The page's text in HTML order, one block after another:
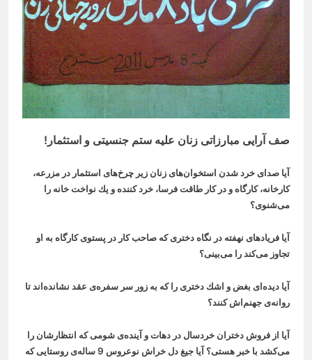
صف آرایی مبارزاتی زنان علیه ستم جنسیتی و استثمار !
آيا صدای خرد شدن استخوان‌های زنان زير چرخ‌های استثمار در مزرعه،
كارخانه، كارگاه و در كار طاقت فرسا، خرد کننده و يك نواخت خانه را
می‌شنوی؟
آيا فريادهای نهفته در نگاه دختری كه صاحب كار در پستوی كارگاه به او
تجاوز می‌كند را می‌بینی؟
آيا ديده‌ای بغض و اشك دختری را كه به زور سر سفره‌ی عقد نشانده‌اند تا
روانه‌ی جهنم‌اش كنند؟
آيا از فروش دختران خردسال در دهات و آينده‌ی شومی كه انتظارشان را
می‌كشد با خبر هستی؟ آيا جيغ دل خراش نوعروس 9 ساله‌ی روستایی كه